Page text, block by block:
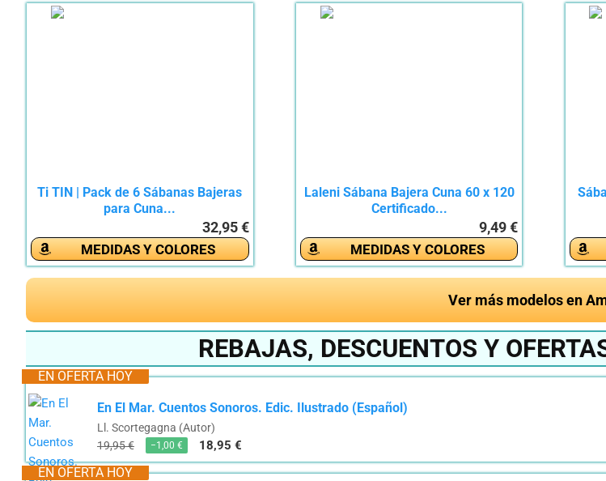
Ti TIN | Pack de 6 Sábanas Bajeras
para Cuna...
32,95 €
MEDIDAS Y COLORES
Laleni Sábana Bajera Cuna 60 x 120
Certificado...
9,49 €
MEDIDAS Y COLORES
Ver más modelos en
REBAJAS, DESCUENTOS Y
EN OFERTA HOY
En El Mar. Cuentos Sonoros. Edic. Ilustrado (Español)
Ll. Scortegagna (Autor)
19,95 €
−1,00 € 18,95 €
EN OFERTA HOY